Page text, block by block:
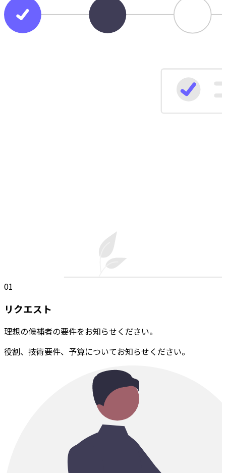
01
リクエスト
理想の候補者の要件をお知らせください。
役割、技術要件、予算についてお知らせください。